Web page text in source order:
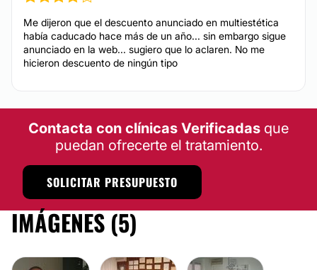
Me dijeron que el descuento anunciado en multiestética
había caducado hace más de un año... sin embargo sigue
anunciado en la web... sugiero que lo aclaren. No me
hicieron descuento de ningún tipo
Contacta con clínicas Verificadas que
puedan ofrecerte el tratamiento.
SOLICITAR PRESUPUESTO
IMÁGENES (5)